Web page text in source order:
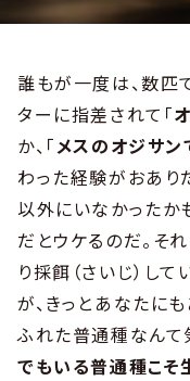
誰もが一度は、数匹
ターに指差されて「
か、「メスのオジサ
わった経験がおあり
以外にいなかったか
だとウケるのだ。そ
り採餌（さいじ）し
が、きっとあなたに
ふれた普通種なんて
でもいる普通種こそ